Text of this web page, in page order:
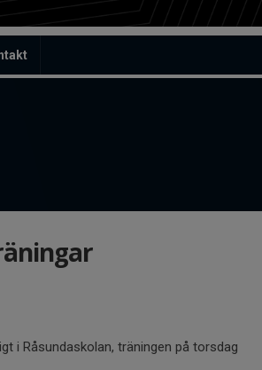
i Råsundaskolan, träningen på torsdag